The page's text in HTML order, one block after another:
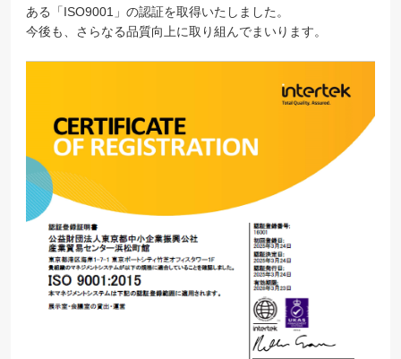
ある「ISO9001」の認証を取得いたしました。
今後も、さらなる品質向上に取り組んでまいります。